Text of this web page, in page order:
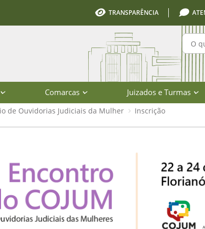
TRANSPARÊNCIA
Comarcas Juizados e Turmas
de Ouvidorias Judiciais da Mulher Inscrição